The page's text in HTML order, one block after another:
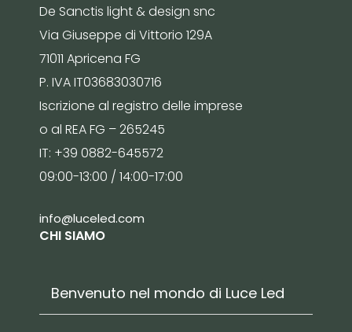
De Sanctis light & design snc
Via Giuseppe di Vittorio 129A
71011 Apricena FG
P. IVA IT03683030716
Iscrizione al registro delle imprese
o al REA FG – 265245
IT: +39 0882-645572
09:00-13:00 / 14:00-17:00
info@luceled.com
CHI SIAMO
Benvenuto nel mondo di Luce Led